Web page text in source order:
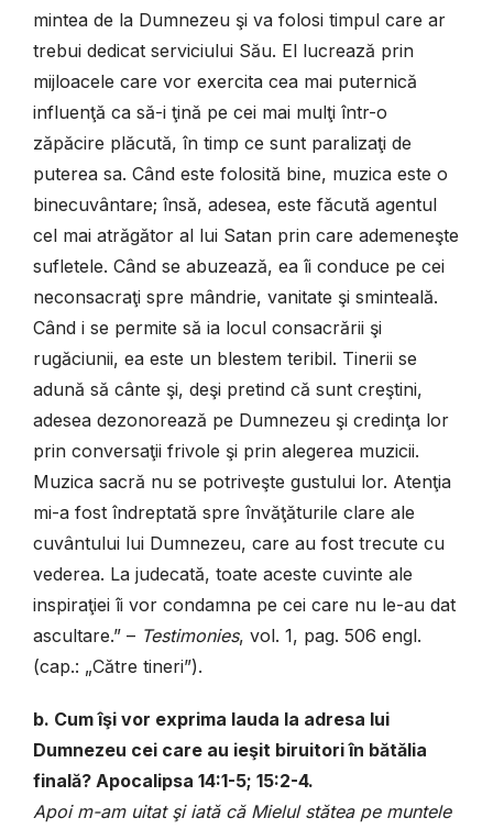
mintea de la Dumnezeu şi va folosi timpul care ar
trebui dedicat serviciului Său. El lucrează prin
mijloacele care vor exercita cea mai puternică
influenţă ca să-i ţină pe cei mai mulţi într-o
zăpăcire plăcută, în timp ce sunt paralizaţi de
puterea sa. Când este folosită bine, muzica este o
binecuvântare; însă, adesea, este făcută agentul
cel mai atrăgător al lui Satan prin care ademeneşte
sufletele. Când se abuzează, ea îi conduce pe cei
neconsacraţi spre mândrie, vanitate şi sminteală.
Când i se permite să ia locul consacrării şi
rugăciunii, ea este un blestem teribil. Tinerii se
adună să cânte şi, deşi pretind că sunt creştini,
adesea dezonorează pe Dumnezeu şi credinţa lor
prin conversaţii frivole şi prin alegerea muzicii.
Muzica sacră nu se potriveşte gustului lor. Atenţia
mi-a fost îndreptată spre învăţăturile clare ale
cuvântului lui Dumnezeu, care au fost trecute cu
vederea. La judecată, toate aceste cuvinte ale
inspiraţiei îi vor condamna pe cei care nu le-au dat
ascultare.” – Testimonies, vol. 1, pag. 506 engl.
(cap.: „Către tineri”).
b. Cum îşi vor exprima lauda la adresa lui
Dumnezeu cei care au ieşit biruitori în bătălia
finală? Apocalipsa 14:1-5; 15:2-4.
Apoi m-am uitat şi iată că Mielul stătea pe muntele